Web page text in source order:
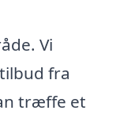
Vi
fra
træffe et